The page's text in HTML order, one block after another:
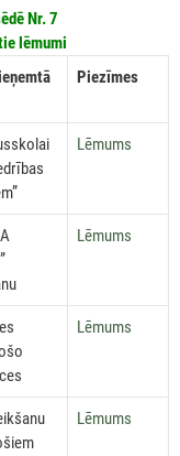
Nr. 7
lēmumi
Piezīmes
Lēmums
Lēmums
Lēmums
Lēmums